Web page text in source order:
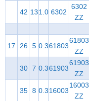
42 131.0 6302
6302
ZZ
17 26 5 0.361803
61803
ZZ
30 7 0.361903
61903
ZZ
35 8 0.316003
16003
ZZ